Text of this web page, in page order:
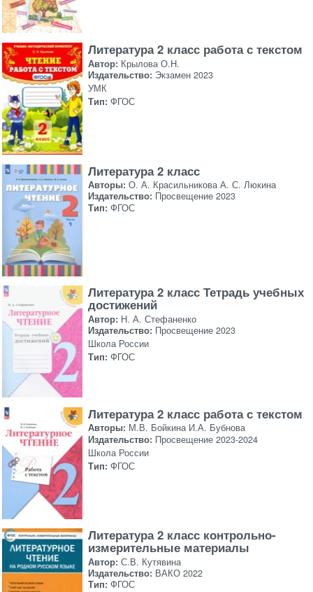
Литература 2 класс работа с текстом
Автор: Крылова О.Н.
Издательство: Экзамен 2023
УМК
Тип: ФГОС
Литература 2 класс
Авторы: О. А. Красильникова А. С. Люкина
Издательство: Просвещение 2023
Тип: ФГОС
Литература 2 класс Тетрадь учебных
достижений
Автор: Н. А. Стефаненко
Издательство: Просвещение 2023
Школа России
Тип: ФГОС
Литература 2 класс работа с текстом
Авторы: М.В. Бойкина И.А. Бубнова
Издательство: Просвещение 2023-2024
Школа России
Тип: ФГОС
Литература 2 класс контрольно-
измерительные материалы
Автор: С.В. Кутявина
Издательство: ВАКО 2022
Тип: ФГОС